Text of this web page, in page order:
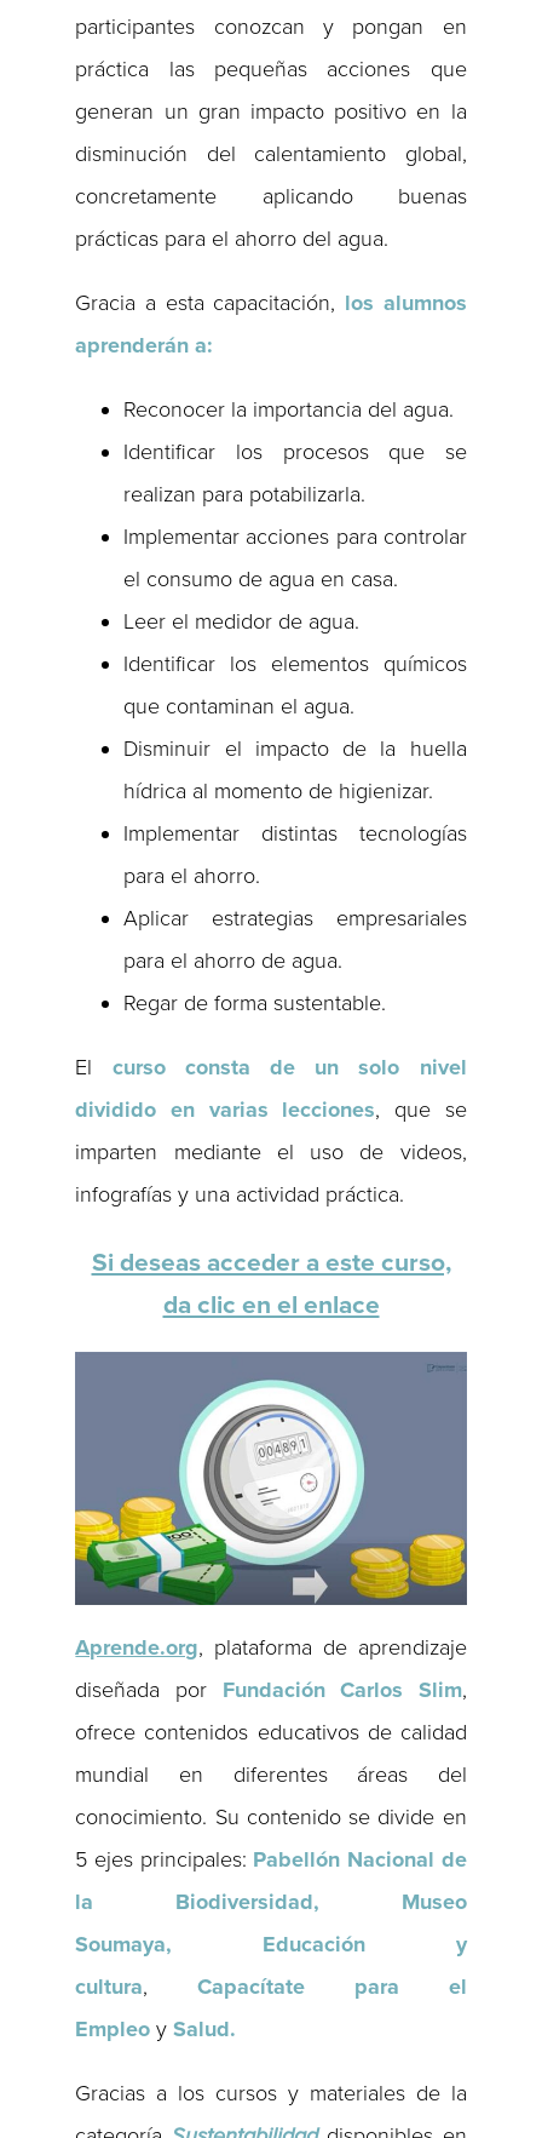
participantes conozcan y pongan en
práctica las pequeñas acciones que
generan un gran impacto positivo en la
disminución del calentamiento global,
concretamente aplicando buenas
prácticas para el ahorro del agua.
Gracia a esta capacitación, los alumnos
aprenderán a:
Reconocer la importancia del agua.
Identificar los procesos que se
realizan para potabilizarla.
Implementar acciones para controlar
el consumo de agua en casa.
Leer el medidor de agua.
Identificar los elementos químicos
que contaminan el agua.
Disminuir el impacto de la huella
hídrica al momento de higienizar.
Implementar distintas tecnologías
para el ahorro.
Aplicar estrategias empresariales
para el ahorro de agua.
Regar de forma sustentable.
El curso consta de un solo nivel
dividido en varias lecciones, que se
imparten mediante el uso de videos,
infografías y una actividad práctica.
Si deseas acceder a este curso,
da clic en el enlace
Aprende.org, plataforma de aprendizaje
diseñada por Fundación Carlos Slim,
ofrece contenidos educativos de calidad
mundial en diferentes áreas del
conocimiento. Su contenido se divide en
5 ejes principales: Pabellón Nacional de
la Biodiversidad, Museo
Soumaya, Educación y
cultura,Capacítate para el
Empleo ySalud.
Gracias a los cursos y materiales de la